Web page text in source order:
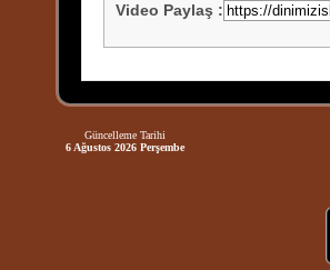
Video Paylaş :
Güncelleme Tarihi
6 Ağustos 2026 Perşembe